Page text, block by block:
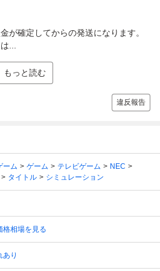
が確定してからの発送になります。
...
もっと読む
違反報告
ーム ゲーム テレビゲーム
NEC
タイトル シミュレーション
格相場を見る
あり